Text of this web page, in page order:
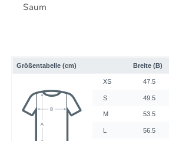
Saum